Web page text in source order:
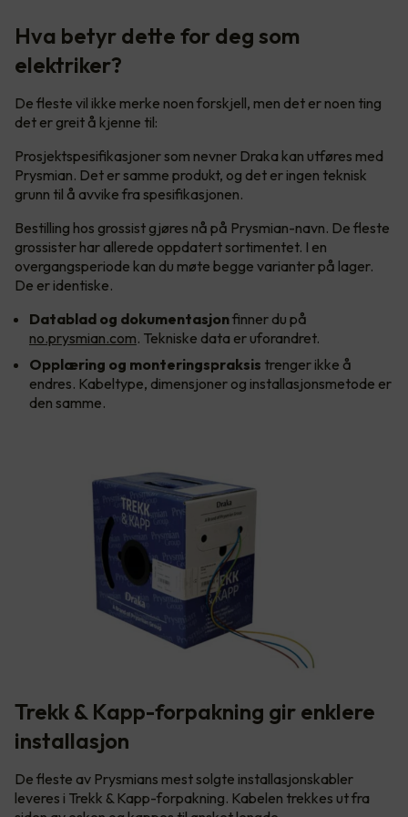
Hva betyr dette for deg som
elektriker?
De fleste vil ikke merke noen forskjell, men det er noen ting
det er greit å kjenne til:
Prosjektspesifikasjoner som nevner Draka kan utføres med
Prysmian. Det er samme produkt, og det er ingen teknisk
grunn til å avvike fra spesifikasjonen.
Bestilling hos grossist gjøres nå på Prysmian-navn. De fleste
grossister har allerede oppdatert sortimentet. I en
overgangsperiode kan du møte begge varianter på lager.
De er identiske.
Datablad og dokumentasjonfinner du på
no.prysmian.com. Tekniske data er uforandret.
Opplæring og monteringspraksis trenger ikke å
endres. Kabeltype, dimensjoner og installasjonsmetode er
den samme.
Trekk & Kapp-forpakning gir enklere
installasjon
De fleste av Prysmians mest solgte installasjonskabler
leveres i Trekk & Kapp-forpakning. Kabelen trekkes ut fra